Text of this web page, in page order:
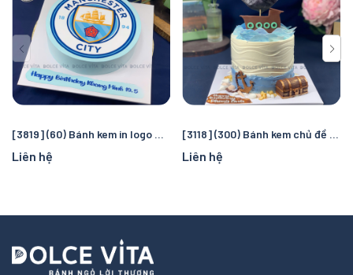
[3819] (60) Bánh kem in logo Manchester City – Quà tặng sinh nhật hoàn hảo cho fan bóng đá
Liên hệ
[3118] (300) Bánh kem chủ đề cướp biển và đại dương – Chuyến truy tìm kho báu kỳ thú cho bé
Liên hệ